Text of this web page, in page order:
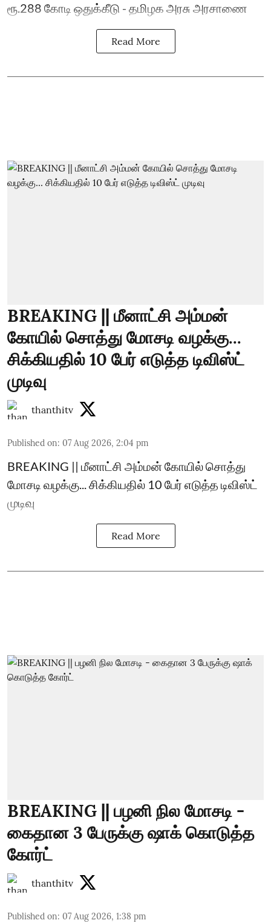
ரூ.288 கோடி ஒதுக்கீடு - தமிழக அரசு அரசாணை
Read More
BREAKING || மீனாட்சி அம்மன்
கோயில் சொத்து மோசடி வழக்கு...
சிக்கியதில் 10 பேர் எடுத்த டிவிஸ்ட்
முடிவு
thanthitv
Published on: 07 Aug 2026, 2:04 pm
BREAKING || மீனாட்சி அம்மன் கோயில் சொத்து
மோசடி வழக்கு... சிக்கியதில் 10 பேர் எடுத்த டிவிஸ்ட்
முடிவு
Read More
BREAKING || பழனி நில மோசடி -
கைதான 3 பேருக்கு ஷாக் கொடுத்த
கோர்ட்
thanthitv
Published on: 07 Aug 2026, 1:38 pm